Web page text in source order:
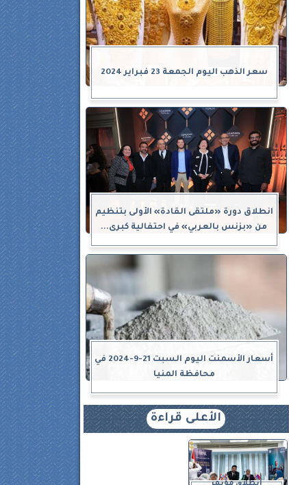
سعر الذهب اليوم الجمعة 23 فبراير 2024
انطلاق دورة «ملتقى القادة» الأولى بتنظيم
من «بزنس بالعربي» في احتفالية كبرى...
أسعار الأسمنت اليوم السبت 21-9-2024 في
محافظة المنيا
الأعلى قراءة
انطلاق مؤتمر